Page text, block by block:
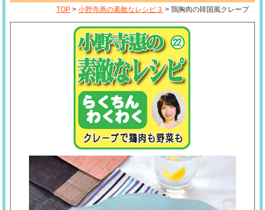
TOP > 小野寺惠の素敵なレシピ３ > 鶏胸肉の韓国風クレープ